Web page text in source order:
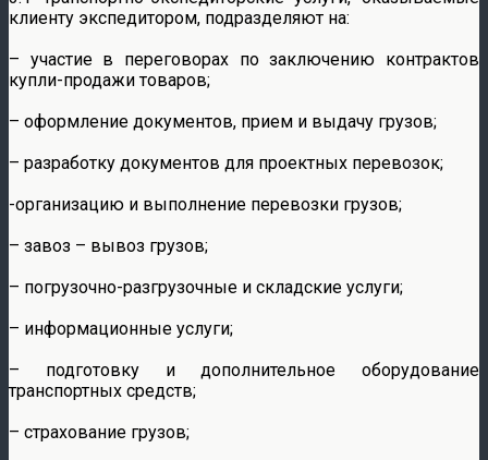
клиенту экспедитором, подразделяют на:
– участие в переговорах по заключению контрактов
купли-продажи товаров;
– оформление документов, прием и выдачу грузов;
– разработку документов для проектных перевозок;
-организацию и выполнение перевозки грузов;
– завоз – вывоз грузов;
– погрузочно-разгрузочные и складские услуги;
– информационные услуги;
– подготовку и дополнительное оборудование
транспортных средств;
– страхование грузов;